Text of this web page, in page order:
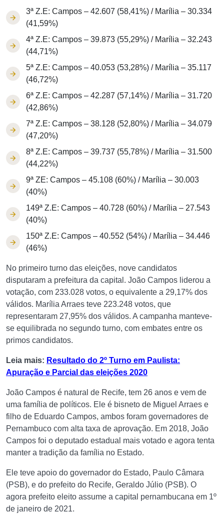
3ª Z.E: Campos – 42.607 (58,41%) / Marília – 30.334
(41,59%)
4ª Z.E: Campos – 39.873 (55,29%) / Marília – 32.243
(44,71%)
5ª Z.E: Campos – 40.053 (53,28%) / Marília – 35.117
(46,72%)
6ª Z.E: Campos – 42.287 (57,14%) / Marília – 31.720
(42,86%)
7ª Z.E: Campos – 38.128 (52,80%) / Marília – 34.079
(47,20%)
8ª Z.E: Campos – 39.737 (55,78%) / Marília – 31.500
(44,22%)
9ª ZE: Campos – 45.108 (60%) / Marília – 30.003
(40%)
149ª Z.E: Campos – 40.728 (60%) / Marília – 27.543
(40%)
150ª Z.E: Campos – 40.552 (54%) / Marília – 34.446
(46%)
No primeiro turno das eleições, nove candidatos
disputaram a prefeitura da capital. João Campos liderou a
votação, com 233.028 votos, o equivalente a 29,17% dos
válidos. Marília Arraes teve 223.248 votos, que
representaram 27,95% dos válidos. A campanha manteve-
se equilibrada no segundo turno, com embates entre os
primos candidatos.
Leia mais: Resultado do 2º Turno em Paulista:
Apuração e Parcial das eleições 2020
João Campos é natural de Recife, tem 26 anos e vem de
uma família de políticos. Ele é bisneto de Miguel Arraes e
filho de Eduardo Campos, ambos foram governadores de
Pernambuco com alta taxa de aprovação. Em 2018, João
Campos foi o deputado estadual mais votado e agora tenta
manter a tradição da família no Estado.
Ele teve apoio do governador do Estado, Paulo Câmara
(PSB), e do prefeito do Recife, Geraldo Júlio (PSB). O
agora prefeito eleito assume a capital pernambucana em 1º
de janeiro de 2021.